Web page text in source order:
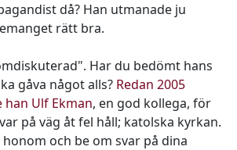
då? Han utmanade ju
rätt bra.
Har du bedömt hans
gåva något alls? Redan 2005
han Ulf Ekman, en god kollega, för
på väg åt fel håll; katolska kyrkan.
och be om svar på dina